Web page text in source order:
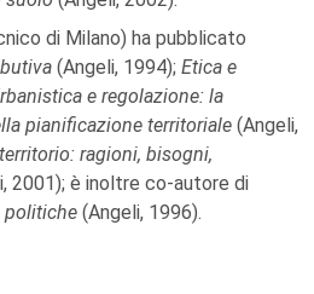
di Milano) ha pubblicato
(Angeli, 1994); Etica e
e regolazione: la
pianificazione territoriale (Angeli,
ragioni, bisogni,
2001); è inoltre co-autore di
politiche (Angeli, 1996).